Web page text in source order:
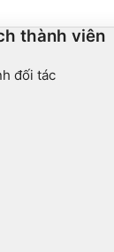
thành viên
đối tác